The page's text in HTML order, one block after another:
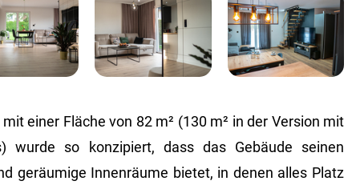
einer Fläche von 82 m² (130 m² in der Version mit
wurde so konzipiert, dass das Gebäude seinen
geräumige Innenräume bietet, in denen alles Platz